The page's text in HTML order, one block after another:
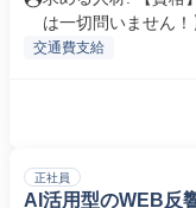
は一切問いません！
交通費支給
正社員
AI活用型のWEB反